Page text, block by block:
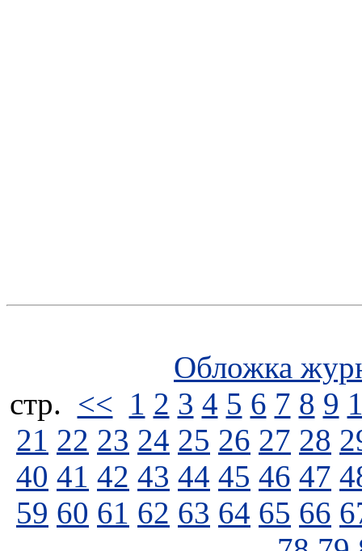
Обложка
стp. << 1 2 3 4 5 6 7 8 9
21 22 23 24 25 26 27 28
40 41 42 43 44 45 46 47
59 60 61 62 63 64 65 66